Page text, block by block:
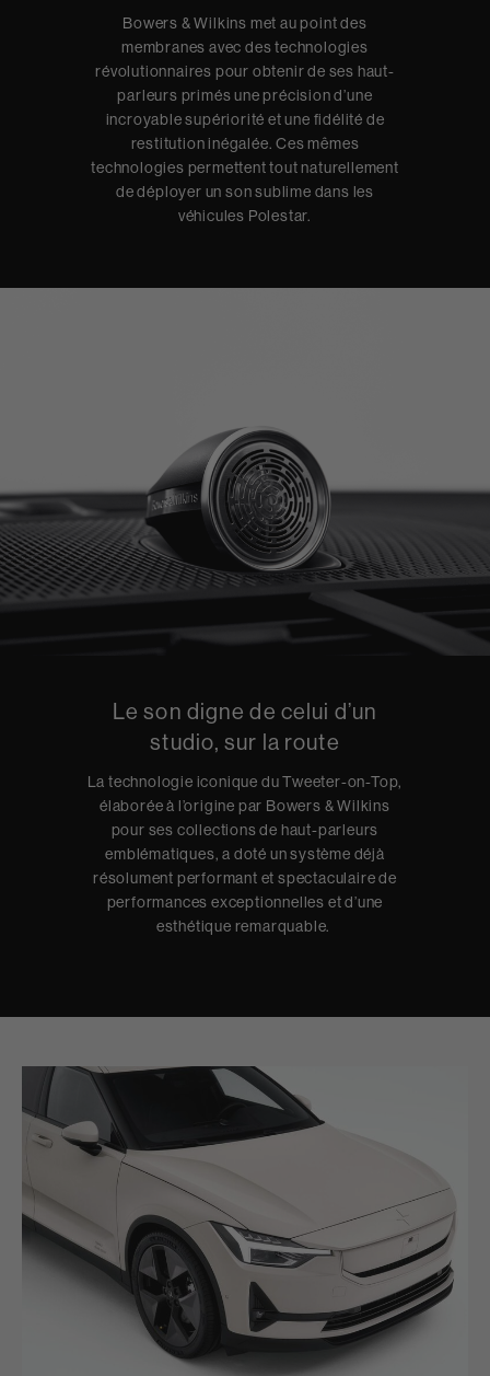
Bowers & Wilkins met au point des
membranes avec des technologies
révolutionnaires pour obtenir de ses haut-
parleurs primés une précision d’une
incroyable supériorité et une fidélité de
restitution inégalée. Ces mêmes
technologies permettent tout naturellement
de déployer un son sublime dans les
véhicules Polestar.
Le son digne de celui d’un
studio, sur la route
La technologie iconique du Tweeter-on-Top,
élaborée à l’origine par Bowers & Wilkins
pour ses collections de haut-parleurs
emblématiques, a doté un système déjà
résolument performant et spectaculaire de
performances exceptionnelles et d’une
esthétique remarquable.